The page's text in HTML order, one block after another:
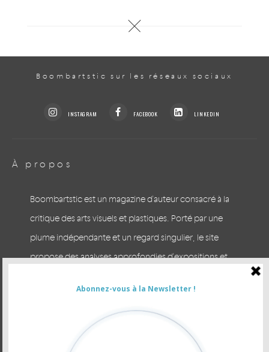
Boombartstic sur les réseaux sociaux
INSTAGRAM FACEBOOK LINKEDIN
À propos
Boombartstic est un magazine d'auteur consacré à la
critique des arts visuels et plastiques. Porté par une
plume indépendante et un regard singulier, le site
propose des analyses approfondies d'expositions et
CONTACTER LA RÉDACTION
VOUS ÊTES ANNONCEUR